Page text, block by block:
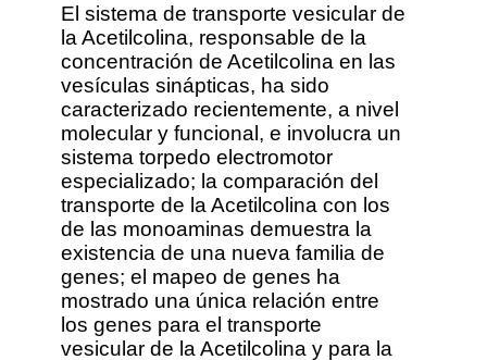
El sistema de transporte vesicular de
la Acetilcolina, responsable de la
concentración de Acetilcolina en las
vesículas sinápticas, ha sido
caracterizado recientemente, a nivel
molecular y funcional, e involucra un
sistema torpedo electromotor
especializado; la comparación del
transporte de la Acetilcolina con los
de las monoaminas demuestra la
existencia de una nueva familia de
genes; el mapeo de genes ha
mostrado una única relación entre
los genes para el transporte
vesicular de la Acetilcolina y para la